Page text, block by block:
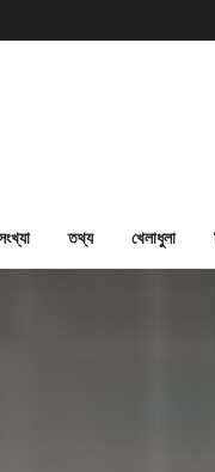
তথ্য খেলাধুলা